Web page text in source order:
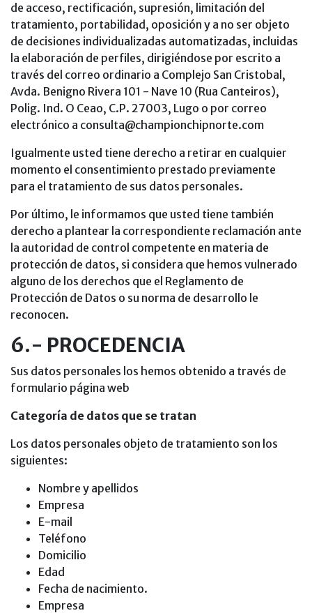
de acceso, rectificación, supresión, limitación del
tratamiento, portabilidad, oposición y a no ser objeto
de decisiones individualizadas automatizadas, incluidas
la elaboración de perfiles, dirigiéndose por escrito a
través del correo ordinario a Complejo San Cristobal,
Avda. Benigno Rivera 101 - Nave 10 (Rua Canteiros),
Polig. Ind. O Ceao, C.P. 27003, Lugo o por correo
electrónico a consulta@championchipnorte.com
Igualmente usted tiene derecho a retirar en cualquier
momento el consentimiento prestado previamente
para el tratamiento de sus datos personales.
Por último, le informamos que usted tiene también
derecho a plantear la correspondiente reclamación ante
la autoridad de control competente en materia de
protección de datos, si considera que hemos vulnerado
alguno de los derechos que el Reglamento de
Protección de Datos o su norma de desarrollo le
reconocen.
6.- PROCEDENCIA
Sus datos personales los hemos obtenido a través de
formulario página web
Categoría de datos que se tratan
Los datos personales objeto de tratamiento son los
siguientes:
Nombre y apellidos
Empresa
E-mail
Teléfono
Domicilio
Edad
Fecha de nacimiento.
Empresa